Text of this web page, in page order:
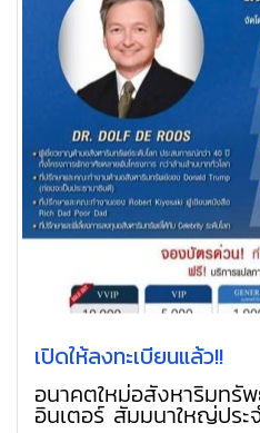
เปิดให้ลงทะเบียนแล้ว!!
อนาคตใหม่อสังหาริมทรั
อินเตอร์ สัมมนาใหญ่ประ